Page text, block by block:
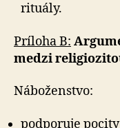
rituály.
Príloha B:
medzi
Náboženstvo:
podporuje